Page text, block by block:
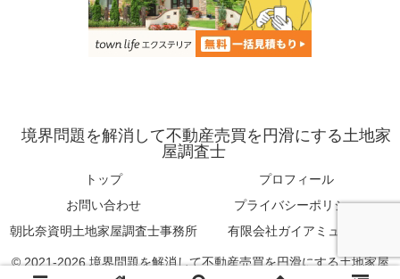
境界問題を解消して不動産売買を円滑にする土地家
屋調査士
トップ
プロフィール
お問い合わせ
プライバシーポリシー
朝比奈資明土地家屋調査士事務所
有限会社ガイアミューズ
© 2021-2026 境界問題を解消して不動産売買を円滑にする土地家屋